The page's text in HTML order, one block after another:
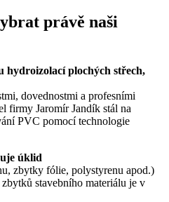
právě naši
hydroizolací plochých střech,
dovednostmi a profesními
firmy Jaromír Jandík stál na
PVC pomocí technologie
úklid
zbytky fólie, polystyrenu apod.)
stavebního materiálu je v